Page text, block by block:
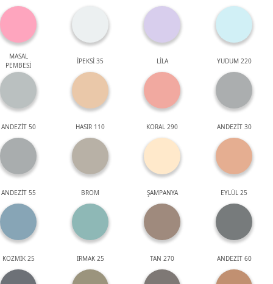
MASAL
PEMBESİ
İPEKSİ 35 LİLA YUDUM 220
ANDEZİT 50 HASIR 110 KORAL 290 ANDEZİT 30
ANDEZİT 55 BROM ŞAMPANYA EYLÜL 25
KOZMİK 25 IRMAK 25 TAN 270 ANDEZİT 60